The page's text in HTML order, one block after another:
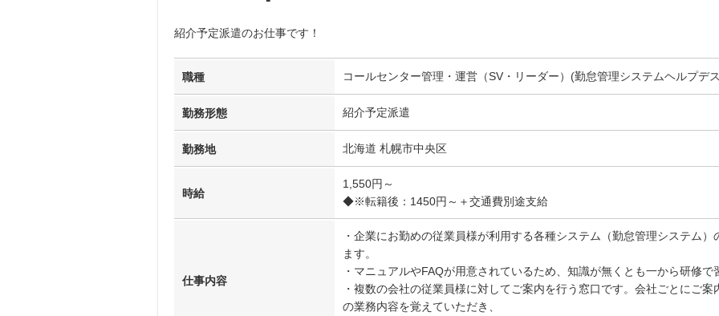
紹介予定派遣のお仕事です！
職種 コールセンター管理・運営（SV・リーダー）(勤怠管理システムヘルプデ
勤務形態 紹介予定派遣
勤務地 北海道 札幌市中央区
時給
1,550円～
◆※転籍後：1450円～＋交通費別途支給
仕事内容
・企業にお勤めの従業員様が利用する各種システム（勤怠管理システム
ます。
・マニュアルやFAQが用意されているため、知識が無くとも一から研修
・複数の会社の従業員様に対してご案内を行う窓口です。会社ごとにご
の業務内容を覚えていただき、